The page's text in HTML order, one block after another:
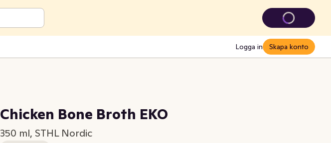
Logga in Skapa konto
Chicken Bone Broth EKO
350 ml, STHL Nordic